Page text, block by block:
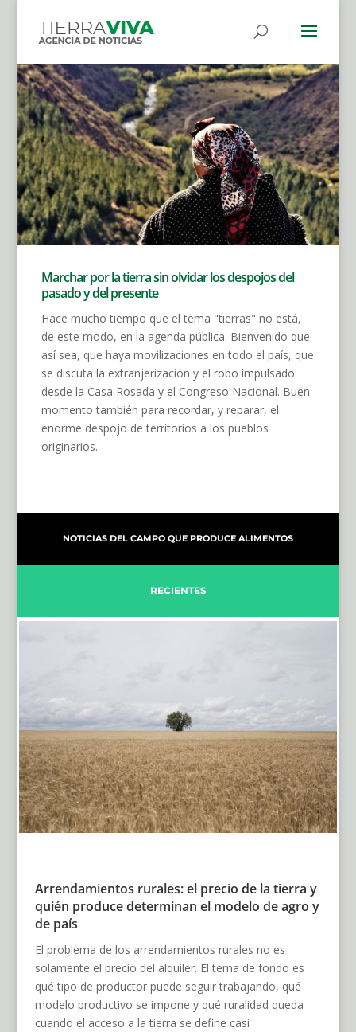
Marchar por la tierra sin olvidar los despojos del
pasado y del presente
Hace mucho tiempo que el tema "tierras" no está,
de este modo, en la agenda pública. Bienvenido que
así sea, que haya movilizaciones en todo el país, que
se discuta la extranjerización y el robo impulsado
desde la Casa Rosada y el Congreso Nacional. Buen
momento también para recordar, y reparar, el
enorme despojo de territorios a los pueblos
originarios.
NOTICIAS DEL CAMPO QUE PRODUCE ALIMENTOS
RECIENTES
Arrendamientos rurales: el precio de la tierra y
quién produce determinan el modelo de agro y
de país
El problema de los arrendamientos rurales no es
solamente el precio del alquiler. El tema de fondo es
qué tipo de productor puede seguir trabajando, qué
modelo productivo se impone y qué ruralidad queda
cuando el acceso a la tierra se define casi